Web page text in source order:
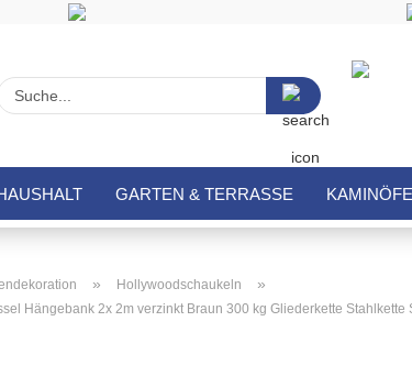
Suche...
GARTEN & TERRASSE
» Hollywoodschaukeln »
Hängebank 2x 2m verzinkt Braun 300 kg Gliederkette Stahlkette